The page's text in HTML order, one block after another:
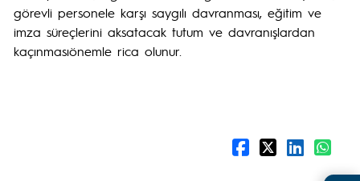
görevli personele karşı saygılı davranması, eğitim ve
imza süreçlerini aksatacak tutum ve davranışlardan
kaçınmasıönemle rica olunur.